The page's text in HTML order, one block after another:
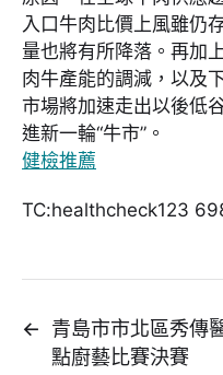
入口牛肉比價上風雖仍
量也將有所降落。再加
肉牛產能的調減，以及
市場將加速走出以後低
進新一輪“牛市”。
健檢推薦
TC:healthcheck123
←
青島市市北區秀傳
點廚藝比賽決賽